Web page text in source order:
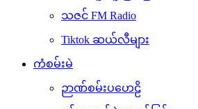
သဇင် FM Radio
Tiktok ဆယ်လီများ
ကံစမ်းမဲ
ဉာဏ်စမ်းပဟေဠိ